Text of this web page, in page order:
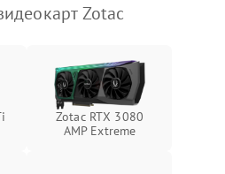
Zotac
Zotac RTX 3080
AMP Extreme